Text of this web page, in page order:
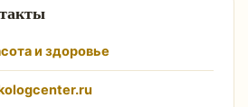
и здоровье